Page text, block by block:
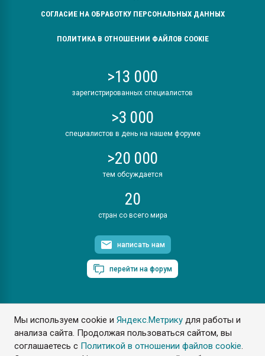
Мы используем cookie иЯндекс.Метрику для работы и
анализа сайта. Продолжая пользоваться сайтом, вы
соглашаетесь с Политикой в отношении файлов cookie.
СОГЛАСИЕ НА ОБРАБОТКУ ПЕРСОНАЛЬНЫХ ДАННЫХ
ПОЛИТИКА В ОТНОШЕНИИ ФАЙЛОВ COOKIE
>13 000
зарегистрированных специалистов
>3 000
специалистов в день на нашем форуме
>20 000
тем обсуждается
20
стран со всего мира
написать нам
перейти на форум
ПластЭксперт © 2006. Все права защищены
Разрешается копирование материалов сайта с обязательной
ссылкой на www.e-plastic.ru